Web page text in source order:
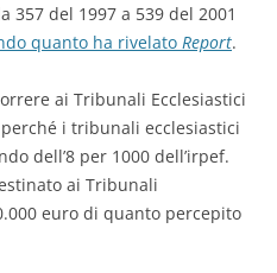
del 1997 a 539 del 2001
quanto ha rivelato Report.
ai Tribunali Ecclesiastici
i tribunali ecclesiastici
dell’8 per 1000 dell’irpef.
ai Tribunali
euro di quanto percepito